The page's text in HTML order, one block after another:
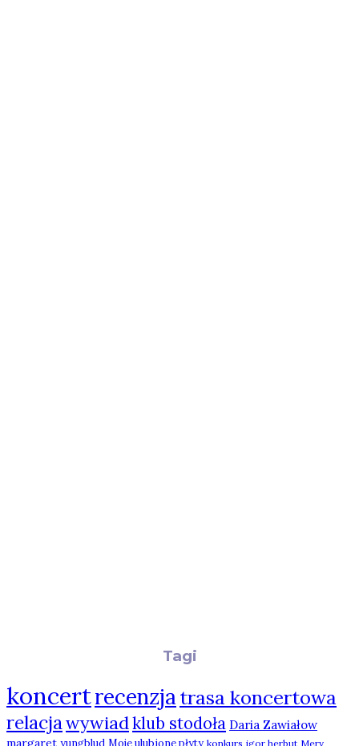
Tagi
koncertrecenzja trasa koncertowa
relacja wywiadklub stodoła Daria Zawiałow
margaret yungblud Moje ulubione płyty konkurs igor herbut Mery